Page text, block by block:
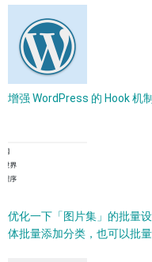
增强 WordPress 的 Hook 机
优化一下「图片集」的批量
体批量添加分类，也可以批量